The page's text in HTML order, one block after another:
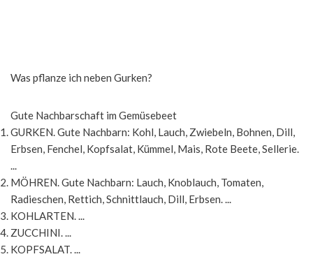
Was pflanze ich neben Gurken?
Gute Nachbarschaft im Gemüsebeet
GURKEN. Gute Nachbarn: Kohl, Lauch, Zwiebeln, Bohnen, Dill,
Erbsen, Fenchel, Kopfsalat, Kümmel, Mais, Rote Beete, Sellerie.
...
MÖHREN. Gute Nachbarn: Lauch, Knoblauch, Tomaten,
Radieschen, Rettich, Schnittlauch, Dill, Erbsen. ...
KOHLARTEN. ...
ZUCCHINI. ...
KOPFSALAT. ...